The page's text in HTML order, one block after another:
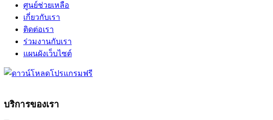
ศูนย์ช่วยเหลือ
เกี่ยวกับเรา
ติดต่อเรา
ร่วมงานกับเรา
แผนผังเว็บไซต์
บริการของเรา